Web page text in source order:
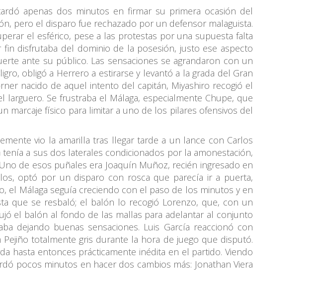
apenas dos minutos en firmar su primera ocasión del
pero el disparo fue rechazado por un defensor malaguista.
el esférico, pese a las protestas por una supuesta falta
disfrutaba del dominio de la posesión, justo ese aspecto
ante su público. Las sensaciones se agrandaron con un
obligó a Herrero a estirarse y levantó a la grada del Gran
nacido de aquel intento del capitán, Miyashiro recogió el
Se frustraba el Málaga, especialmente Chupe, que
físico para limitar a uno de los pilares ofensivos del
vio la amarilla tras llegar tarde a un lance con Carlos
a sus dos laterales condicionados por la amonestación,
de esos puñales era Joaquín Muñoz, recién ingresado en
optó por un disparo con rosca que parecía ir a puerta,
el Málaga seguía creciendo con el paso de los minutos y en
que se resbaló; el balón lo recogió Lorenzo, que, con un
el balón al fondo de las mallas para adelantar al conjunto
dejando buenas sensaciones. Luis García reaccionó con
totalmente gris durante la hora de juego que disputó.
hasta entonces prácticamente inédita en el partido. Viendo
pocos minutos en hacer dos cambios más: Jonathan Viera